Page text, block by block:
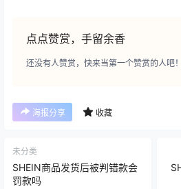
点点赞赏，手留余香
还没有人赞赏，快来当第一个赞赏的人吧！
海报分享 收藏
未分类
SHEIN商品发货后被判错款会
罚款吗